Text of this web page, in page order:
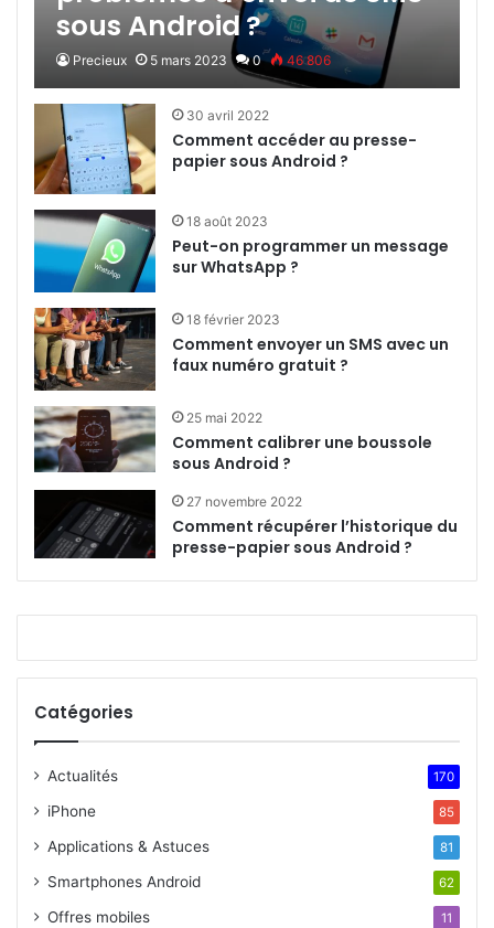
sous Android ?
Precieux 5 mars 2023 0 46 806
30 avril 2022
Comment accéder au presse-
papier sous Android ?
18 août 2023
Peut-on programmer un message
sur WhatsApp ?
18 février 2023
Comment envoyer un SMS avec un
faux numéro gratuit ?
25 mai 2022
Comment calibrer une boussole
sous Android ?
27 novembre 2022
Comment récupérer l’historique du
presse-papier sous Android ?
Catégories
Actualités 170
iPhone 85
Applications & Astuces 81
Smartphones Android 62
Offres mobiles 11